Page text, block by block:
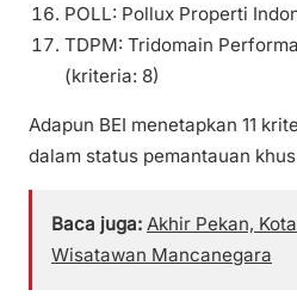
POLL: Pollux Properti
TDPM: Tridomain
(kriteria: 8)
Adapun BEI menetapkan 11
dalam status pemantauan
Baca juga: Akhir Pekan,
Wisatawan Mancanegara